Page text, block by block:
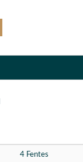
4 Fentes